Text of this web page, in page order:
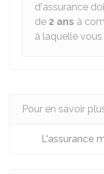
d'assurance
de 2 ans à
à laquelle
Pour en savoir
L'assurance